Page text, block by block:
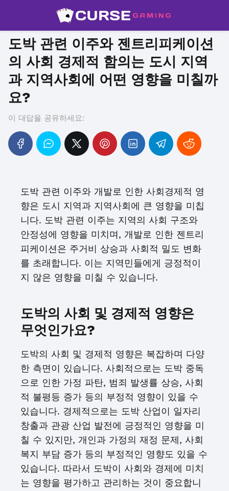
도박 관련 이주와 젠트리피케이션
의 사회 경제적 함의는 도시 지역
과 지역사회에 어떤 영향을 미칠까
요?
이 대답을 공유하세요:
도박 관련 이주와 개발로 인한 사회경제적 영
향은 도시 지역과 지역사회에 큰 영향을 미칩
니다. 도박 관련 이주는 지역의 사회 구조와
안정성에 영향을 미치며, 개발로 인한 젠트리
피케이션은 주거비 상승과 사회적 밀도 변화
를 초래합니다. 이는 지역민들에게 긍정적이
지 않은 영향을 미칠 수 있습니다.
도박의 사회 및 경제적 영향은
무엇인가요?
도박의 사회 및 경제적 영향은 복잡하며 다양
한 측면이 있습니다. 사회적으로는 도박 중독
으로 인한 가정 파탄, 범죄 발생률 상승, 사회
적 불평등 증가 등의 부정적 영향이 있을 수
있습니다. 경제적으로는 도박 산업이 일자리
창출과 관광 산업 발전에 긍정적인 영향을 미
칠 수 있지만, 개인과 가정의 재정 문제, 사회
복지 부담 증가 등의 부정적인 영향도 있을 수
있습니다. 따라서 도박이 사회와 경제에 미치
는 영향을 평가하고 관리하는 것이 중요합니